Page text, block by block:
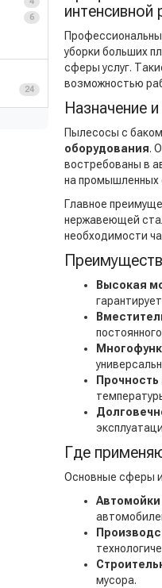
6
24
интенсивной
уборки больших
сферы услуг.
возможностью
Назначение
Пылесосы с баком
оборудования.
востребованы в
на промышленных
Главное
нержавеющей
необходимости
Высокая
Прочность
Где
Основные сферы
мусора.